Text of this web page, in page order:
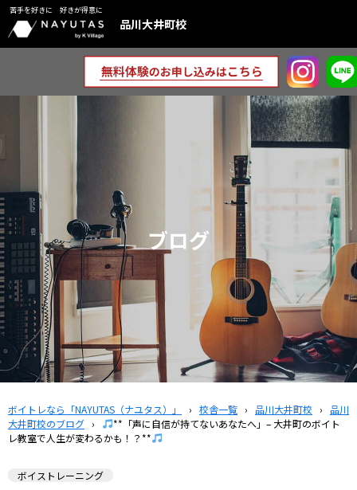
苦手を好きに 好きが得意に
品川大井町校
ブログ
ボイトレなら「NAYUTAS（ナユタス）」 › 校舎一覧 › 品川大井町校 ›
品川
大井町校のブログ ›
**「声に自信が持てないあなたへ」– 大井町のボイト
レ教室で人生が変わるかも！？**
ボイストレーニング